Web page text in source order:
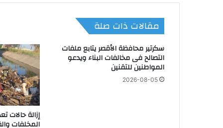
2026-08-06
للتأهل لشبكة اليونسكو..”محافظ
ظ
ب
م
ي
ا
مقالات ذات صلة
سكرتير محافظة الأقصر يتابع ملفات
التصالح فى مخالفات البناء ويدعو
المواطنين للتقنين
2026-08-05
إزالة حالات
المخلفات